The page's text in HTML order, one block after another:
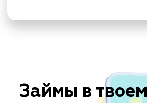
Займы в твоем